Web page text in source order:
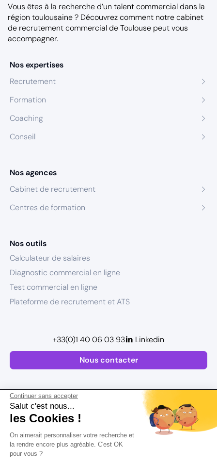
Continuer sans accepter
Salut c'est nous...
les Cookies !
On aimerait personnaliser votre recherche et
la rendre encore plus agréable. C'est OK
pour vous ?
Vous êtes à la recherche d’un talent commercial dans la
région toulousaine ? Découvrez comment notrecabinet
de recrutement commercial de Toulouse peut vous
accompagner.
Nos expertises
Recrutement
Formation
Coaching
Conseil
Nos agences
Cabinet de recrutement
Centres de formation
Nos outils
Calculateur de salaires
Diagnostic commercial en ligne
Test commercial en ligne
Plateforme de recrutement et ATS
Nous contacter
+33(0)1 40 06 03 93 Linkedin
Plan de site
Mentions légales